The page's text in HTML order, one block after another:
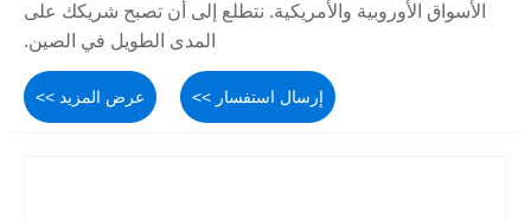
الأسواق الأوروبية والأمريكية. نتطلع إلى أن تصبح شريكك على
المدى الطويل في الصين.
عرض المزيد >> إرسال استفسار >>